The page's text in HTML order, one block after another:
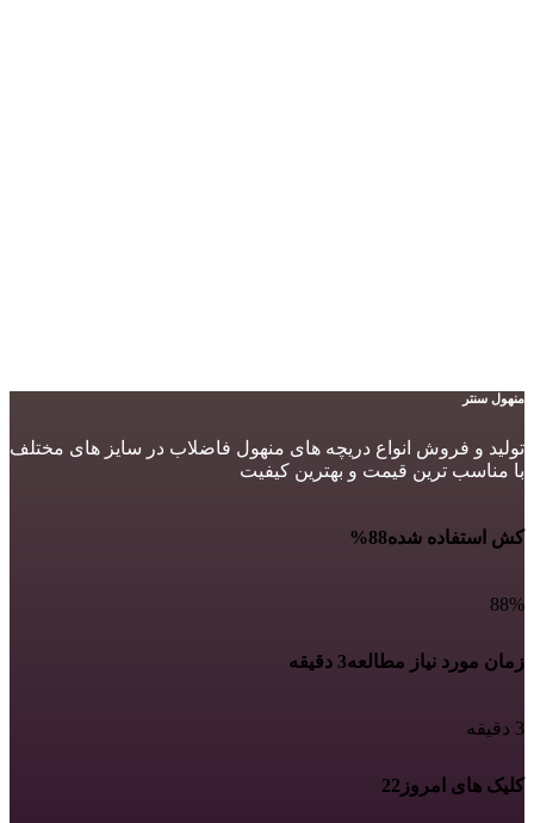
منهول سنتر
تولید و فروش انواع دریچه های منهول فاضلاب در سایز های مختلف
با مناسب ترین قیمت و بهترین کیفیت
کش استفاده شده88%
88%
زمان مورد نیاز مطالعه3 دقیقه
3 دقیقه
کلیک های امروز 22